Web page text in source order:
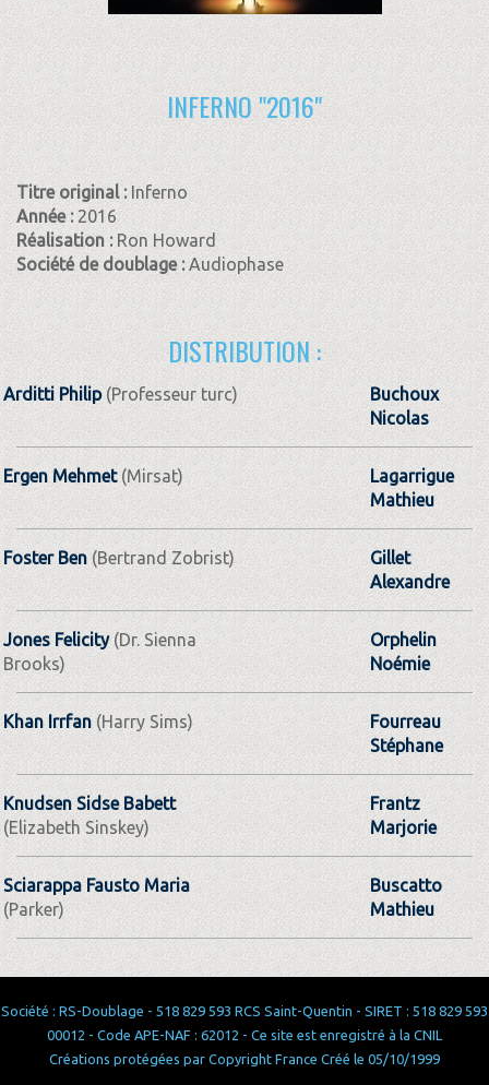
INFERNO "2016"
Titre original : Inferno
Année : 2016
Réalisation :Ron Howard
Société de doublage :Audiophase
DISTRIBUTION :
Arditti Philip(Professeur turc)
Buchoux
Nicolas
Ergen Mehmet(Mirsat)
Lagarrigue
Mathieu
Foster Ben(Bertrand Zobrist)
Gillet
Alexandre
Jones Felicity(Dr. Sienna
Brooks)
Orphelin
Noémie
Khan Irrfan(Harry Sims)
Fourreau
Stéphane
Knudsen Sidse Babett
(Elizabeth Sinskey)
Frantz
Marjorie
Sciarappa Fausto Maria
(Parker)
Buscatto
Mathieu
Société : RS-Doublage - 518 829 593 RCS Saint-Quentin - SIRET : 518 829 593
00012 - Code APE-NAF : 62012 - Ce site est enregistré à la CNIL
Créations protégées par Copyright France Créé le 05/10/1999